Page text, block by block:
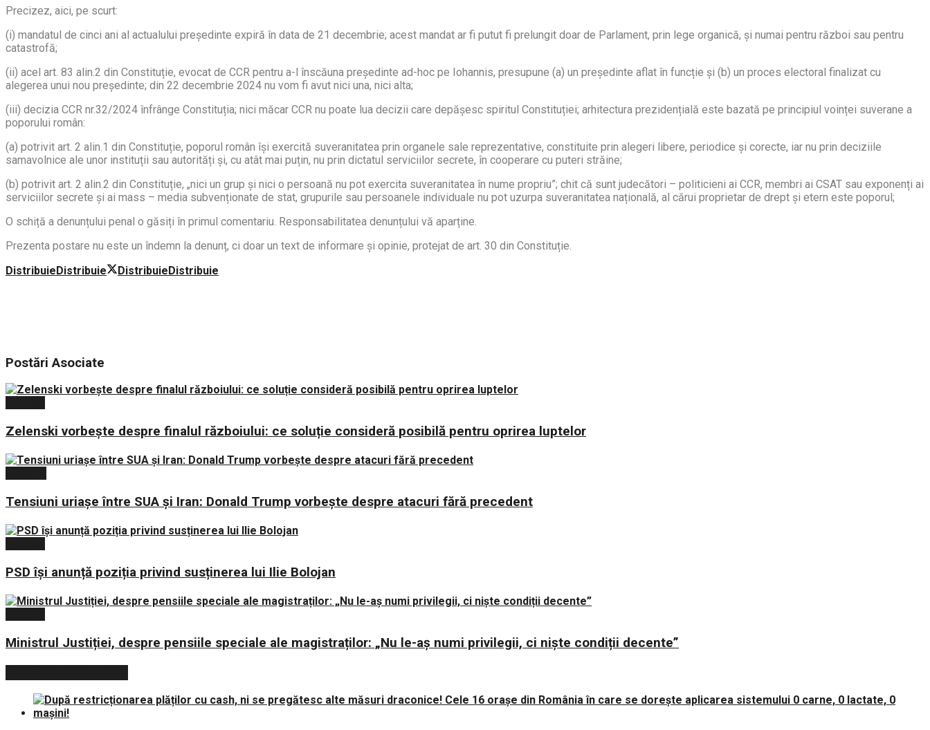
Precizez, aici, pe scurt:
(i) mandatul de cinci ani al actualului președinte expiră în data de 21 decembrie; acest mandat ar fi putut fi prelungit doar de Parlament, prin lege organică, și numai pentru război sau pentru
catastrofă;
(ii) acel art. 83 alin.2 din Constituție, evocat de CCR pentru a-l înscăuna președinte ad-hoc pe Iohannis, presupune (a) un președinte aflat în funcție și (b) un proces electoral finalizat cu
alegerea unui nou președinte; din 22 decembrie 2024 nu vom fi avut nici una, nici alta;
(iii) decizia CCR nr.32/2024 înfrânge Constituția; nici măcar CCR nu poate lua decizii care depășesc spiritul Constituției; arhitectura prezidențială este bazată pe principiul voinței suverane a
poporului român:
(a) potrivit art. 2 alin.1 din Constituție, poporul român își exercită suveranitatea prin organele sale reprezentative, constituite prin alegeri libere, periodice şi corecte, iar nu prin deciziile
samavolnice ale unor instituții sau autorități și, cu atât mai puțin, nu prin dictatul serviciilor secrete, în cooperare cu puteri străine;
(b) potrivit art. 2 alin.2 din Constituție, „nici un grup şi nici o persoană nu pot exercita suveranitatea în nume propriu”; chit că sunt judecători – politicieni ai CCR, membri ai CSAT sau exponenți ai
serviciilor secrete și ai mass – media subvenționate de stat, grupurile sau persoanele individuale nu pot uzurpa suveranitatea națională, al cărui proprietar de drept și etern este poporul;
O schiță a denunțului penal o găsiți în primul comentariu. Responsabilitatea denunțului vă aparține.
Prezenta postare nu este un îndemn la denunț, ci doar un text de informare și opinie, protejat de art. 30 din Constituție.
DistribuieDistribuie DistribuieDistribuie
PostăriAsociate
Zelenski vorbește despre finalul războiului: ce soluție consideră posibilă pentru oprirea luptelor
Tensiuni uriașe între SUA și Iran: Donald Trump vorbește despre atacuri fără precedent
PSD își anunță poziția privind susținerea lui Ilie Bolojan
Ministrul Justiției, despre pensiile speciale ale magistraților: „Nu le-aș numi privilegii, ci niște condiții decente”